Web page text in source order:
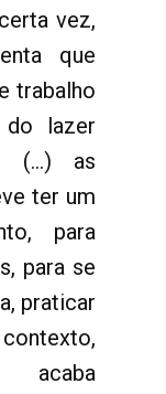
vez,
que
trabalho
do lazer
(...) as
ter um
para
para se
praticar
acaba